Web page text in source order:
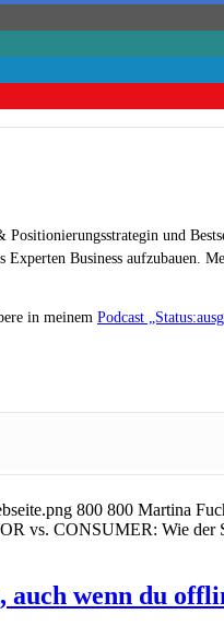
Positionierungsstrategin und
Business
in meinem Podcast
800 800 Martina
vs. CONSUMER: Wie der
auch wenn du